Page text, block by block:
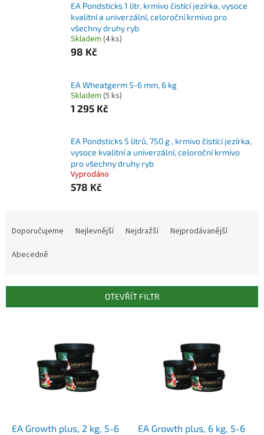
EA Pondsticks 1 litr, krmivo čistící jezírka, vysoce
kvalitní a univerzální, celoroční krmivo pro
všechny druhy ryb
Skladem (4 ks)
98 Kč
EA Wheatgerm 5-6 mm, 6 kg
Skladem (5 ks)
1 295 Kč
EA Pondsticks 5 litrů, 750 g , krmivo čistící jezírka,
vysoce kvalitní a univerzální, celoroční krmivo
pro všechny druhy ryb
Vyprodáno
578 Kč
r
Doporučujeme Nejlevnější Nejdražší
Nejprodávanější
Abecedně
OTEVŘÍT FILTR
EA Growth plus, 2 kg, 5-6
EA Growth plus, 6 kg, 5-6